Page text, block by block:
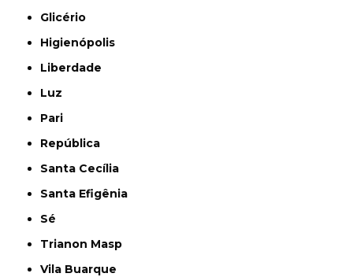
Glicério
Higienópolis
Liberdade
Luz
Pari
República
Santa Cecília
Santa Efigênia
Sé
Trianon Masp
Vila Buarque